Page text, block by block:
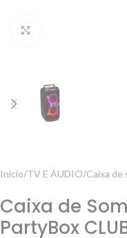
Início/TV E ÁUDIO/Caixa de
Caixa de
PartyBox